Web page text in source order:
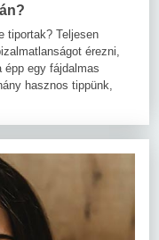
tiportak? Teljesen
érezni,
épp egy fájdalmas
hasznos tippünk,